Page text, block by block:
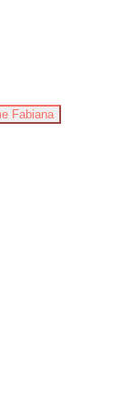
Fabiana